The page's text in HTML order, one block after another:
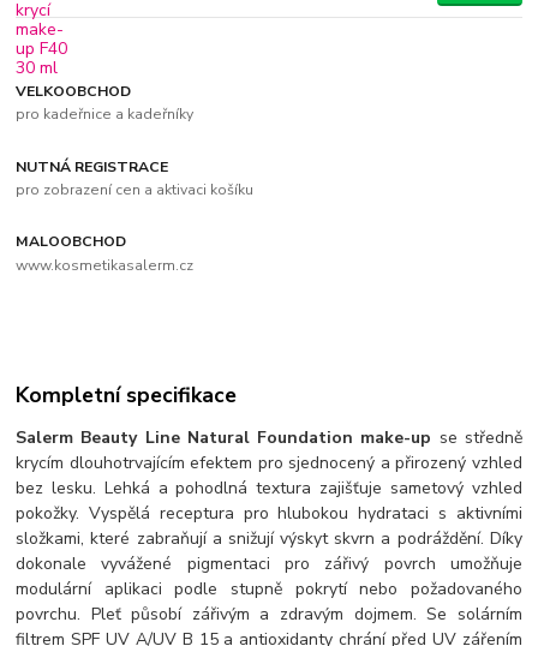
VELKOOBCHOD
pro kadeřnice a kadeřníky
NUTNÁ REGISTRACE
pro zobrazení cen a aktivaci košíku
MALOOBCHOD
www.kosmetikasalerm.cz
Kompletní specifikace
Salerm Beauty Line Natural Foundation make-up se středně
krycím dlouhotrvajícím efektem pro sjednocený a přirozený vzhled
bez lesku. Lehká a pohodlná textura zajišťuje sametový vzhled
pokožky. Vyspělá receptura pro hlubokou hydrataci s aktivními
složkami, které zabraňují a snižují výskyt skvrn a podráždění. Díky
dokonale vyvážené pigmentaci pro zářivý povrch umožňuje
modulární aplikaci podle stupně pokrytí nebo požadovaného
povrchu. Pleť působí zářivým a zdravým dojmem. Se solárním
filtrem SPF UV A/UV B 15 a antioxidanty chrání před UV zářením